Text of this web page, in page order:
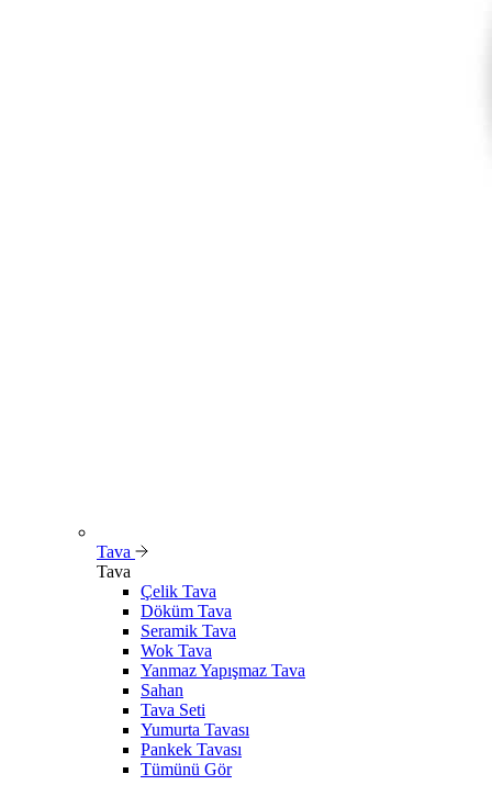
Tava
Tava
Çelik Tava
Döküm Tava
Seramik Tava
Wok Tava
Yanmaz Yapışmaz Tava
Sahan
Tava Seti
Yumurta Tavası
Pankek Tavası
Tümünü Gör